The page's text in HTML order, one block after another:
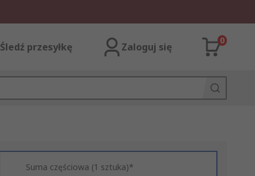
Śledź przesyłkę Zaloguj się
0
Suma częściowa (1 sztuka)*